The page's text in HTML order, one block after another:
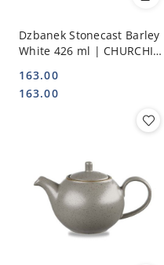
Dzbanek Stonecast Barley
White 426 ml | CHURCHILL
Cena:
163.00
Cena:
163.00